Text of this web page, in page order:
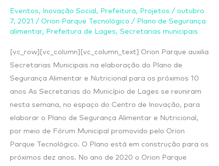
Eventos, Inovação Social , Prefeitura, Projetos / outubro
7, 2021 / Orion Parque Tecnológico / Plano de Segurança
alimentar, Prefeitura de Lages, Secretarias municipais
[vc_row][vc_column][vc_column_text] Orion Parque auxilia
Secretarias Municipais na elaboração do Plano de
Segurança Alimentar e Nutricional para os próximos 10
anos As Secretarias do Município de Lages se reuniram
nesta semana, no espaço do Centro de Inovação, para
elaborar o Plano de Segurança Alimentar e Nutricional,
por meio de Fórum Municipal promovido pelo Orion
Parque Tecnológico. O Plano está em construção para os
próximos dez anos. No ano de 2020 o Orion Parque
Municipal
de
Segurança
Alimentar
e
Nutricional